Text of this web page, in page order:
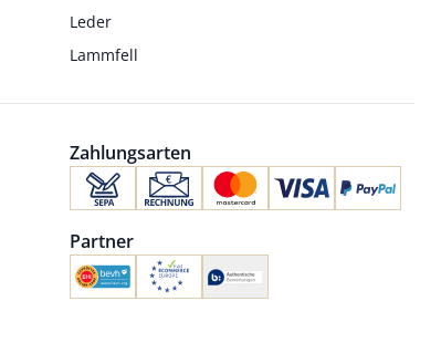
Leder
Lammfell
Zahlungsarten
Partner